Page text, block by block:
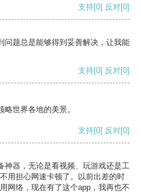
支持[0] 反对[0]
问题总是能够得到妥善解决，让我能
支持[0] 反对[0]
世界各地的美景。
支持[0] 反对[0]
神器，无论是看视频、玩游戏还是工
用担心网速卡顿了。以前出差的时
网络，现在有了这个app，我再也不